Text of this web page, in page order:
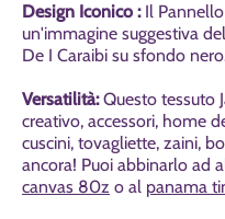
Design Iconico :Il Pannello
un'immagine suggestiva
De I Caraibi su sfondo
Versatilità:Questo tessuto
creativo, accessori, home
cuscini, tovagliette, zaini,
ancora! Puoi abbinarlo ad
canvas 80z o al panama